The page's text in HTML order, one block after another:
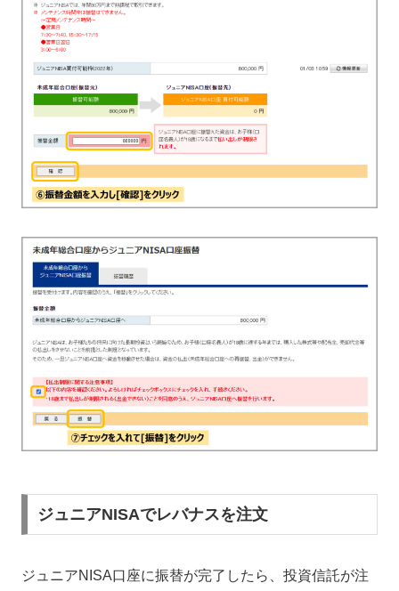
ジュニアNISAでレバナスを注文
ジュニアNISA口座に振替が完了したら、投資信託が注